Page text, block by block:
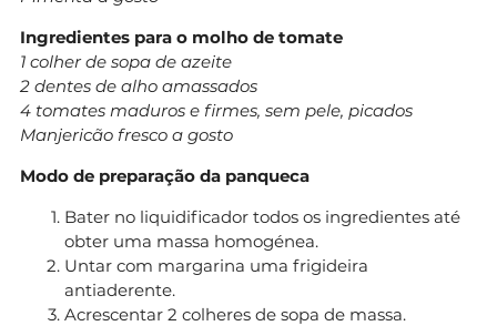
Ingredientes para o molho de tomate
1 colher de sopa de azeite
2 dentes de alho amassados
4 tomates maduros e firmes, sem pele, picados
Manjericão fresco a gosto
Modo de preparação da panqueca
Bater no liquidificador todos os ingredientes até
obter uma massa homogénea.
Untar com margarina uma frigideira
antiaderente.
Acrescentar 2 colheres de sopa de massa.